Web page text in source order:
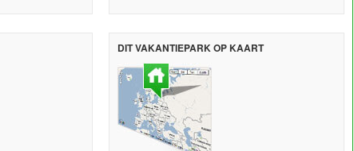
DIT VAKANTIEPARK OP KAART